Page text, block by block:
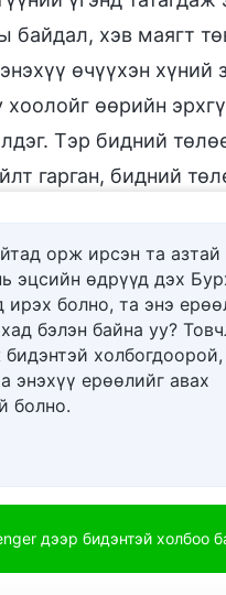
байдал, хэв маягт
өчүүхэн хүний
хоолойг өөрийн
Тэр бидний
гарган, бидний
бидний төлөө
бидний төлөө
бидний хүрэх газар
доромжлол амсдаг
тэрслүү
цус асгарч,
ямар ч энгийн
тэсвэр байдаг
орж ирсэн та азтай
эцсийн өдрүүд дэх
ирэх болно, та энэ
бэлэн байна уу?
холбогдоорой,
энэхүү ерѳѳлийг авах
болно.
дээр бидэнтэй холбоо Бурханы шүүлт,